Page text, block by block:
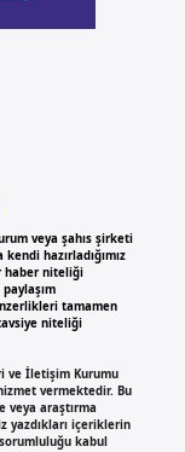
veya şahıs şirketi
hazırladığımız
haber niteliği
tamamen
niteliği
ve İletişim Kurumu
vermektedir. Bu
araştırma
yazdıkları içeriklerin
kabul